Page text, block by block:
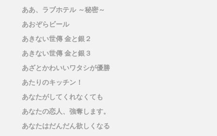
ああ、ラブホテル ～秘密～
あおぞらビール
あきない世傳 金と銀２
あきない世傳 金と銀３
あざとかわいいワタシが優勝
あたりのキッチン！
あなたがしてくれなくても
あなたの恋人、強奪します。
あなたはだんだん欲しくなる